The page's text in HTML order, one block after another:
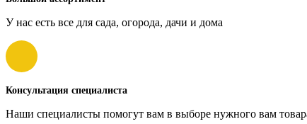
У нас есть все для сада, огорода, дачи и дома
Консультация специалиста
Наши специалисты помогут вам в выборе нужного вам